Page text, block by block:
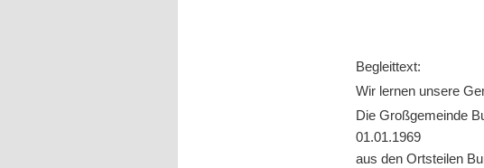
Begleittext:
Wir lernen unsere
Die Großgemeinde
01.01.1969
aus den Ortsteilen